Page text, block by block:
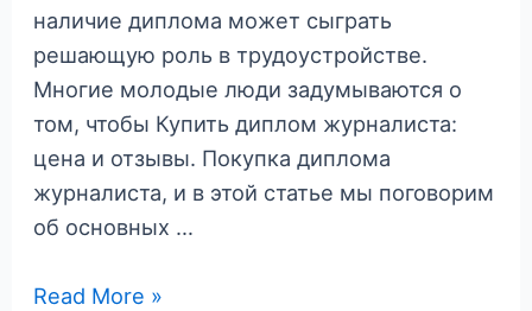
наличие диплома может сыграть
решающую роль в трудоустройстве.
Многие молодые люди задумываются о
том, чтобы Купить диплом журналиста:
цена и отзывы. Покупка диплома
журналиста, и в этой статье мы поговорим
об основных …
Покупка
Read More »